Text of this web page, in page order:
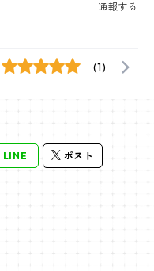
通報する
(1)
LINE ポスト